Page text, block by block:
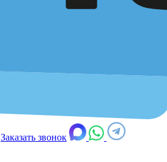
Заказать звонок